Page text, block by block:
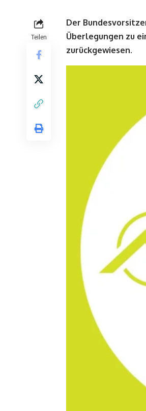
Teilen
Der
Überlegungen zu
zurückgewiesen.